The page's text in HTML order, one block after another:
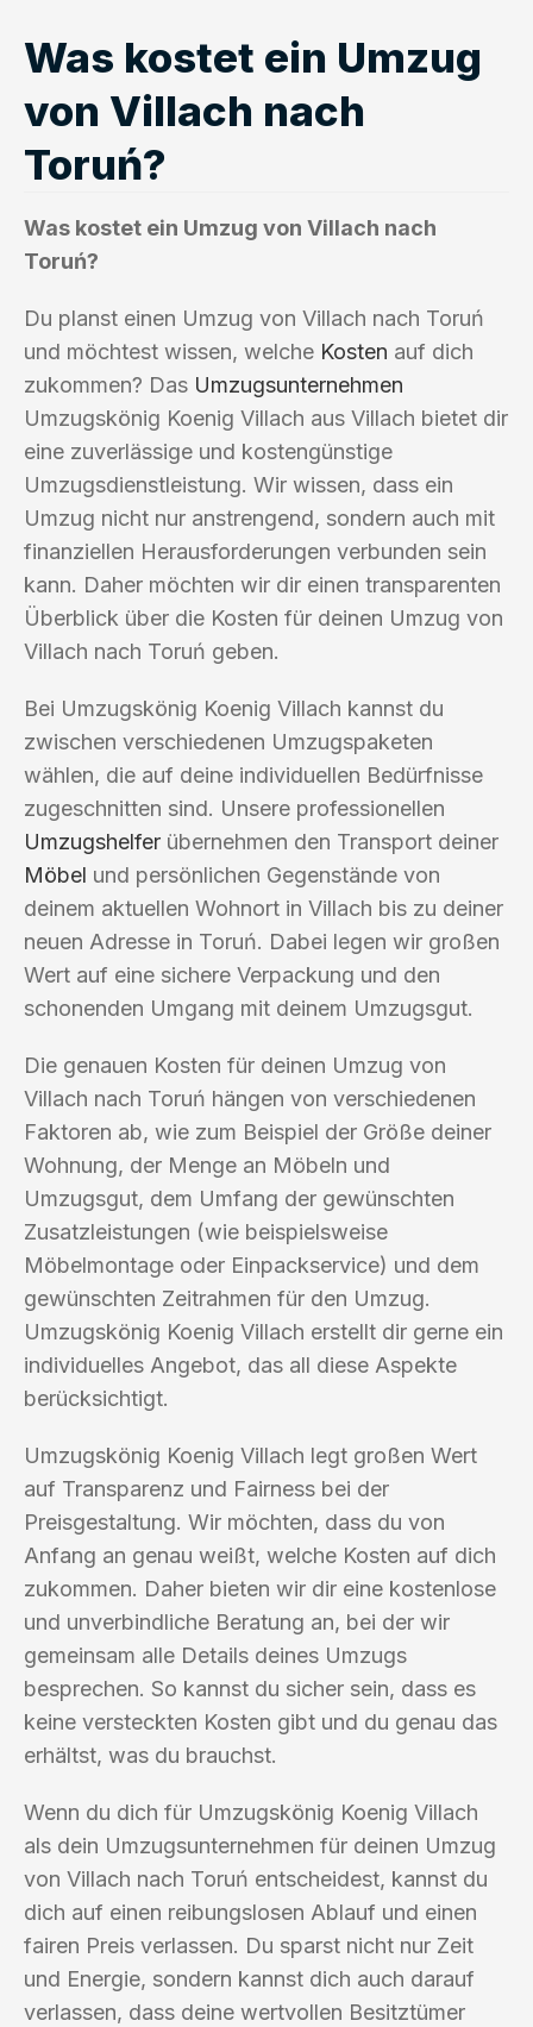
Was kostet ein Umzug
von Villach nach
Toruń?
Was kostet ein Umzug von Villach nach
Toruń?
Du planst einen Umzug von Villach nach Toruń
und möchtest wissen, welche Kosten auf dich
zukommen? Das Umzugsunternehmen
Umzugskönig Koenig Villach aus Villach bietet dir
eine zuverlässige und kostengünstige
Umzugsdienstleistung. Wir wissen, dass ein
Umzug nicht nur anstrengend, sondern auch mit
finanziellen Herausforderungen verbunden sein
kann. Daher möchten wir dir einen transparenten
Überblick über die Kosten für deinen Umzug von
Villach nach Toruń geben.
Bei Umzugskönig Koenig Villach kannst du
zwischen verschiedenen Umzugspaketen
wählen, die auf deine individuellen Bedürfnisse
zugeschnitten sind. Unsere professionellen
Umzugshelfer übernehmen den Transport deiner
Möbel und persönlichen Gegenstände von
deinem aktuellen Wohnort in Villach bis zu deiner
neuen Adresse in Toruń. Dabei legen wir großen
Wert auf eine sichere Verpackung und den
schonenden Umgang mit deinem Umzugsgut.
Die genauen Kosten für deinen Umzug von
Villach nach Toruń hängen von verschiedenen
Faktoren ab, wie zum Beispiel der Größe deiner
Wohnung, der Menge an Möbeln und
Umzugsgut, dem Umfang der gewünschten
Zusatzleistungen (wie beispielsweise
Möbelmontage oder Einpackservice) und dem
gewünschten Zeitrahmen für den Umzug.
Umzugskönig Koenig Villach erstellt dir gerne ein
individuelles Angebot, das all diese Aspekte
berücksichtigt.
Umzugskönig Koenig Villach legt großen Wert
auf Transparenz und Fairness bei der
Preisgestaltung. Wir möchten, dass du von
Anfang an genau weißt, welche Kosten auf dich
zukommen. Daher bieten wir dir eine kostenlose
und unverbindliche Beratung an, bei der wir
gemeinsam alle Details deines Umzugs
besprechen. So kannst du sicher sein, dass es
keine versteckten Kosten gibt und du genau das
erhältst, was du brauchst.
Wenn du dich für Umzugskönig Koenig Villach
als dein Umzugsunternehmen für deinen Umzug
von Villach nach Toruń entscheidest, kannst du
dich auf einen reibungslosen Ablauf und einen
fairen Preis verlassen. Du sparst nicht nur Zeit
und Energie, sondern kannst dich auch darauf
verlassen, dass deine wertvollen Besitztümer